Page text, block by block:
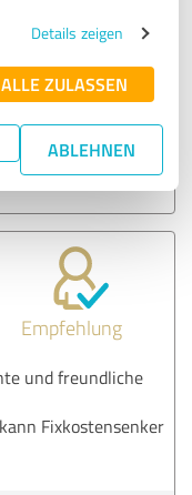
Details zeigen
ALLE ZULASSEN
ABLEHNEN
Empfehlung
und freundliche
Fixkostensenker